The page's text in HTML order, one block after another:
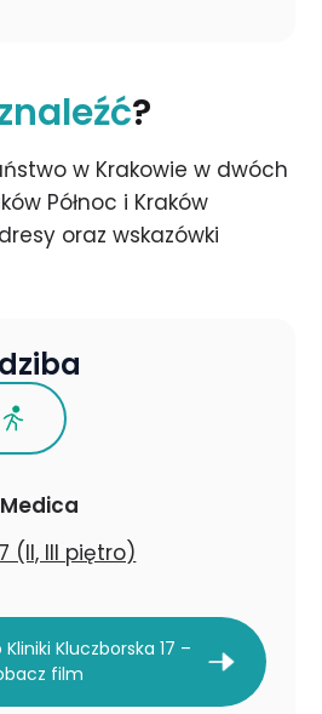
?
w Krakowie w dwóch
Północ i Kraków
oraz wskazówki
(II, III piętro)
Kluczborska 17 –
film